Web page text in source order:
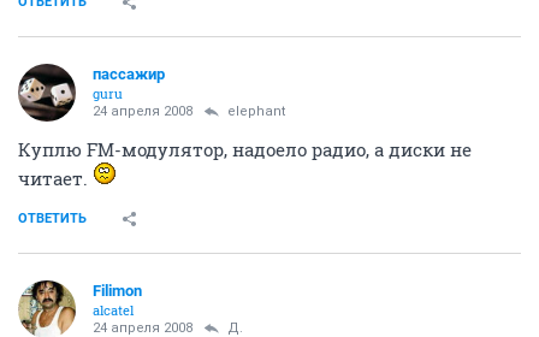
пассажир
guru
24 апреля 2008 elephant
Куплю FM-модулятор, надоело радио, а диски не
читает.
ОТВЕТИТЬ
Filimon
alcatel
24 апреля 2008 Д.